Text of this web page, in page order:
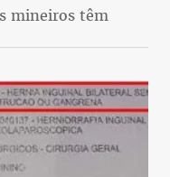
mineiros têm